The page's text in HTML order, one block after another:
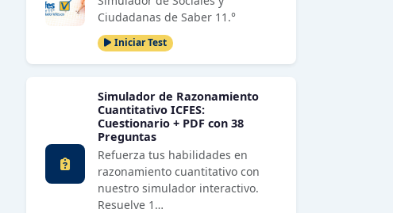
Ciudadanas de Saber 11.°
Iniciar Test
Simulador de Razonamiento
Cuantitativo ICFES:
Cuestionario + PDF con 38
Preguntas
Refuerza tus habilidades en
razonamiento cuantitativo con
nuestro simulador interactivo.
Resuelve 1…